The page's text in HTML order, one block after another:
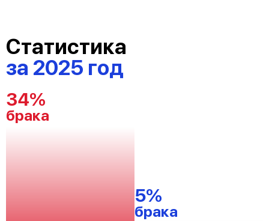
Статистика
за 2025 год
34%
брака
5%
брака